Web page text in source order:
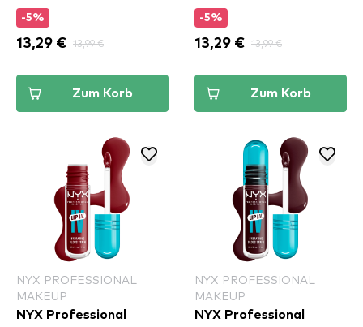
-5%
13,29 € 13,99 €
Zum Korb
-5%
13,29 € 13,99 €
Zum Korb
NYX PROFESSIONAL
MAKEUP
NYX Professional
NYX PROFESSIONAL
MAKEUP
NYX Professional